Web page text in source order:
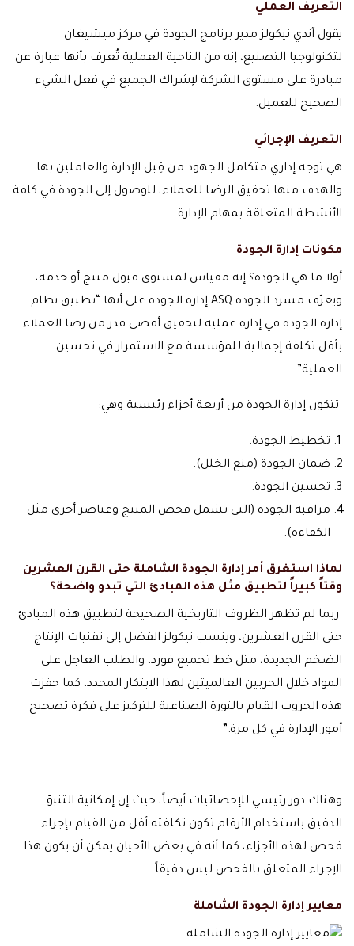
التعريف العملي
يقول آندي نيكولز مدير برنامج الجودة في مركز ميشيغان
لتكنولوجيا التصنيع، إنه من الناحية العملية تُعرف بأنها عبارة عن
مبادرة على مستوى الشركة لإشراك الجميع في فعل الشيء
الصحيح للعميل.
التعريف الإجرائي
هي توجه إداري متكامل الجهود من قِبل الإدارة والعاملين بها
والهدف منها تحقيق الرضا للعملاء، للوصول إلى الجودة في كافة
الأنشطة المتعلقة بمهام الإدارة.
مكونات إدارة الجودة
أولا ما هي الجودة؟ إنه مقياس لمستوى قبول منتج أو خدمة،
ويعرّف مسرد الجودة ASQ إدارة الجودة على أنها “تطبيق نظام
إدارة الجودة في إدارة عملية لتحقيق أقصى قدر من رضا العملاء
بأقل تكلفة إجمالية للمؤسسة مع الاستمرار في تحسين
العملية”.
تتكون إدارة الجودة من أربعة أجزاء رئيسية وهي:
تخطيط الجودة.
ضمان الجودة (منع الخلل).
تحسين الجودة.
مراقبة الجودة (التي تشمل فحص المنتج وعناصر أخرى مثل
الكفاءة).
لماذا استغرق أمر إدارة الجودة الشاملة حتى القرن العشرين
وقتاً كبيراً لتطبيق مثل هذه المبادئ التي تبدو واضحة؟
ربما لم تظهر الظروف التاريخية الصحيحة لتطبيق هذه المبادئ
حتى القرن العشرين، وينسب نيكولز الفضل إلى تقنيات الإنتاج
الضخم الجديدة، مثل خط تجميع فورد، والطلب العاجل على
المواد خلال الحربين العالميتين لهذا الابتكار المحدد، كما حفزت
هذه الحروب القيام بالثورة الصناعية للتركيز على فكرة تصحيح
أمور الإدارة في كل مرة.”
وهناك دور رئيسي للإحصائيات أيضاً، حيث إن إمكانية التنبؤ
الدقيق باستخدام الأرقام تكون تكلفته أقل من القيام بإجراء
فحص لهذه الأجزاء، كما أنه في بعض الأحيان يمكن أن يكون هذا
الإجراء المتعلق بالفحص ليس دقيقاً.
معايير إدارة الجودة الشاملة